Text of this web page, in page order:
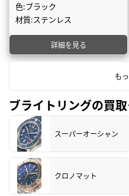
色:ブラック
材質:ステンレス
詳細を見る
も
ブライトリングの買
スーパーオーシャン
クロノマット